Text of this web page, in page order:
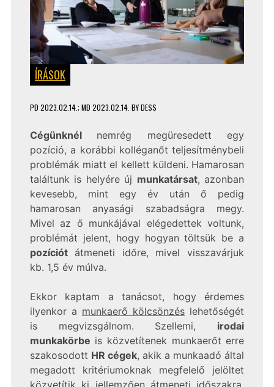
ÍRÁSOK
PD 2023.02.14.; MD 2023.02.14. BYDESS
Cégünknél nemrég megüresedett egy
pozíció, a korábbi kolléganőt teljesítménybeli
problémák miatt el kellett küldeni. Hamarosan
találtunk is helyére új munkatársat, azonban
kevesebb, mint egy év után ő pedig
hamarosan anyasági szabadságra megy.
Mivel az ő munkájával elégedettek voltunk,
problémát jelent, hogy hogyan töltsük be a
pozíciót átmeneti időre, mivel visszavárjuk
kb. 1,5 év múlva.
Ekkor kaptam a tanácsot, hogy érdemes
ilyenkor a munkaerő kölcsönzés lehetőségét
is megvizsgálnom. Szellemi, irodai
munkakörbe is közvetítenek munkaerőt erre
szakosodott HR cégek, akik a munkaadó által
megadott kritériumoknak megfelelő jelöltet
közvetítik ki jellemzően átmeneti időszakra.